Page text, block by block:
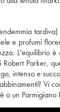
e profumi
L'equilibrio
Parker,
intenso e
Vi
o un